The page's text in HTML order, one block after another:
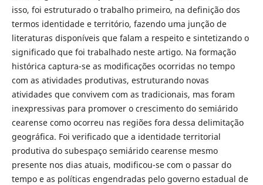
isso, foi estruturado o trabalho primeiro, na definição dos
termos identidade e território, fazendo uma junção de
literaturas disponíveis que falam a respeito e sintetizando o
significado que foi trabalhado neste artigo. Na formação
histórica captura-se as modificações ocorridas no tempo
com as atividades produtivas, estruturando novas
atividades que convivem com as tradicionais, mas foram
inexpressivas para promover o crescimento do semiárido
cearense como ocorreu nas regiões fora dessa delimitação
geográfica. Foi verificado que a identidade territorial
produtiva do subespaço semiárido cearense mesmo
presente nos dias atuais, modificou-se com o passar do
tempo e as políticas engendradas pelo governo estadual de